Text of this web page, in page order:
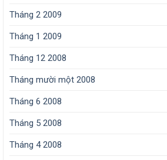
Tháng 2 2009
Tháng 1 2009
Tháng 12 2008
Tháng mười một 2008
Tháng 6 2008
Tháng 5 2008
Tháng 4 2008